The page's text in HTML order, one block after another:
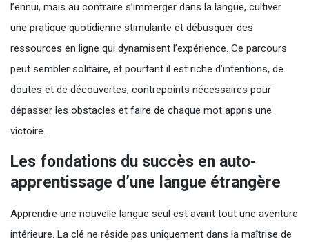
l’ennui, mais au contraire s’immerger dans la langue, cultiver
une pratique quotidienne stimulante et débusquer des
ressources en ligne qui dynamisent l’expérience. Ce parcours
peut sembler solitaire, et pourtant il est riche d’intentions, de
doutes et de découvertes, contrepoints nécessaires pour
dépasser les obstacles et faire de chaque mot appris une
victoire.
Les fondations du succès en auto-
apprentissage d’une langue étrangère
Apprendre une nouvelle langue seul est avant tout une aventure
intérieure. La clé ne réside pas uniquement dans la maîtrise de